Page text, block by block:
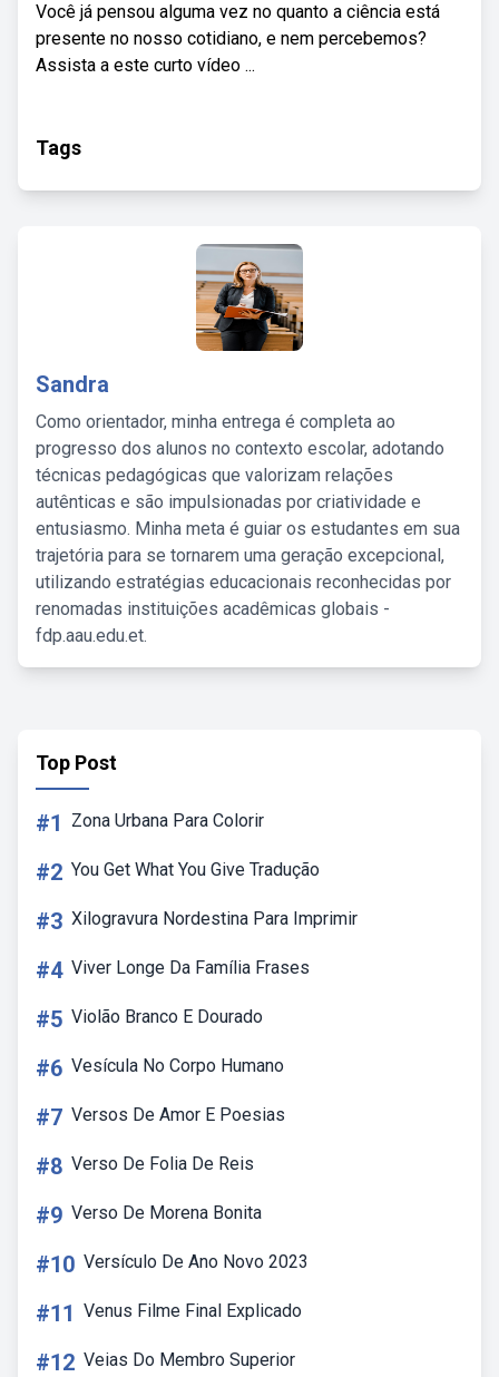
Você já pensou alguma vez no quanto a ciência está
presente no nosso cotidiano, e nem percebemos?
Assista a este curto vídeo ...
Tags
Sandra
Como orientador, minha entrega é completa ao
progresso dos alunos no contexto escolar, adotando
técnicas pedagógicas que valorizam relações
autênticas e são impulsionadas por criatividade e
entusiasmo. Minha meta é guiar os estudantes em sua
trajetória para se tornarem uma geração excepcional,
utilizando estratégias educacionais reconhecidas por
renomadas instituições acadêmicas globais -
fdp.aau.edu.et.
Top Post
#1 Zona Urbana Para Colorir
#2 You Get What You Give Tradução
#3 Xilogravura Nordestina Para Imprimir
#4 Viver Longe Da Família Frases
#5 Violão Branco E Dourado
#6 Vesícula No Corpo Humano
#7 Versos De Amor E Poesias
#8 Verso De Folia De Reis
#9 Verso De Morena Bonita
#10 Versículo De Ano Novo 2023
#11 Venus Filme Final Explicado
#12 Veias Do Membro Superior